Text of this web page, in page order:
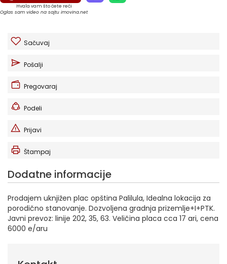
Hvala vam što ćete reći
Oglas sam video na sajtu imovina.net
Sačuvaj
Pošalji
Pregovaraj
Podeli
Prijavi
Štampaj
Dodatne informacije
Prodajem uknjižen plac opština Palilula, Idealna lokacija za
porodično stanovanje. Dozvoljena gradnja prizemlje+I+PTK.
Javni prevoz: linije 202, 35, 63. Veličina placa cca 17 ari, cena
6000 e/aru